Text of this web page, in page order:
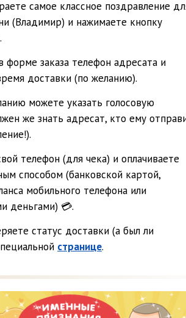
самое классное поздравление
(Владимир) и нажимаете кнопку
форме заказа телефон адресата и
доставки (по желанию).
можете указать голосовую
же знать адресат, кто ему
телефон (для чека) и оплачиваете
способом (банковской картой,
мобильного телефона или
деньгами) 💳.
статус доставки (а был ли
странице.